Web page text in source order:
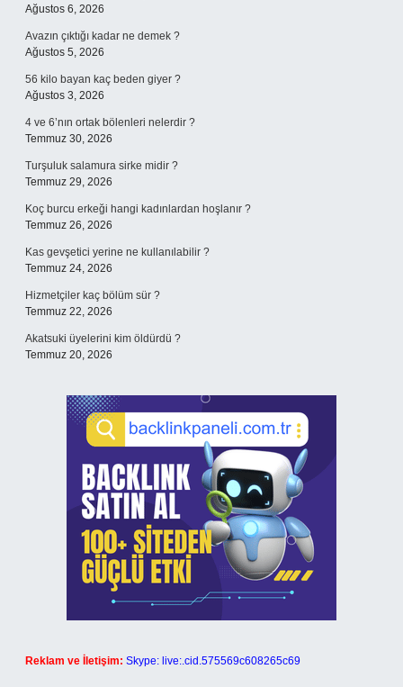
Ağustos 6, 2026
Avazın çıktığı kadar ne demek ?
Ağustos 5, 2026
56 kilo bayan kaç beden giyer ?
Ağustos 3, 2026
4 ve 6’nın ortak bölenleri nelerdir ?
Temmuz 30, 2026
Turşuluk salamura sirke midir ?
Temmuz 29, 2026
Koç burcu erkeği hangi kadınlardan hoşlanır ?
Temmuz 26, 2026
Kas gevşetici yerine ne kullanılabilir ?
Temmuz 24, 2026
Hizmetçiler kaç bölüm sür ?
Temmuz 22, 2026
Akatsuki üyelerini kim öldürdü ?
Temmuz 20, 2026
Reklam ve İletişim: Skype: live:.cid.575569c608265c69